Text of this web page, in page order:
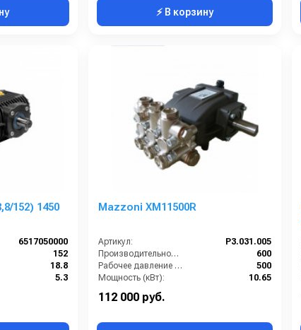
⚡ В корзину
152) 1450
6517050000
152
18.8
5.3
Mazzoni XM11500R
Артикул:
P3.031.005
Производительность (л/ч):
600
Рабочее давление (бар):
500
Мощность (кВт):
10.65
112 000 руб.